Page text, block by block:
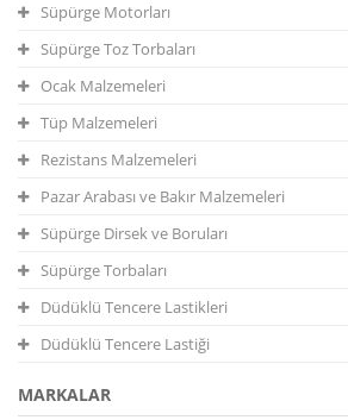
Süpürge Motorları
Süpürge Toz Torbaları
Ocak Malzemeleri
Tüp Malzemeleri
Rezistans Malzemeleri
Pazar Arabası ve Bakır Malzemeleri
Süpürge Dirsek ve Boruları
Süpürge Torbaları
Düdüklü Tencere Lastikleri
Düdüklü Tencere Lastiği
MARKALAR